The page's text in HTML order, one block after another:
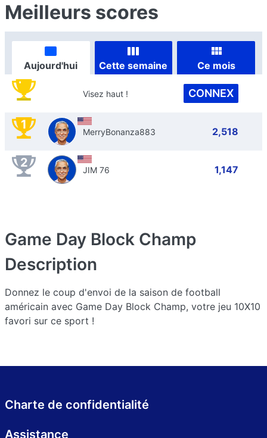
Meilleurs scores
Aujourd'hui Cette semaine Ce mois
Visez haut ! CONNEX
1 MerryBonanza883 2,518
2 JIM 76 1,147
Game Day Block Champ
Description
Donnez le coup d'envoi de la saison de football
américain avec Game Day Block Champ, votre jeu 10X10
favori sur ce sport !
Charte de confidentialité
Assistance